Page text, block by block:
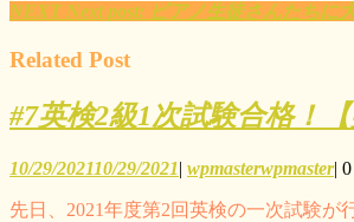
NEXT Next post: ピアノ生徒さんたちに
Related Post
#7英検2級1次試験合格！【
10/29/202110/29/2021| wpmasterwpmaster|
先日、2021年度第2回英検の一次試験が